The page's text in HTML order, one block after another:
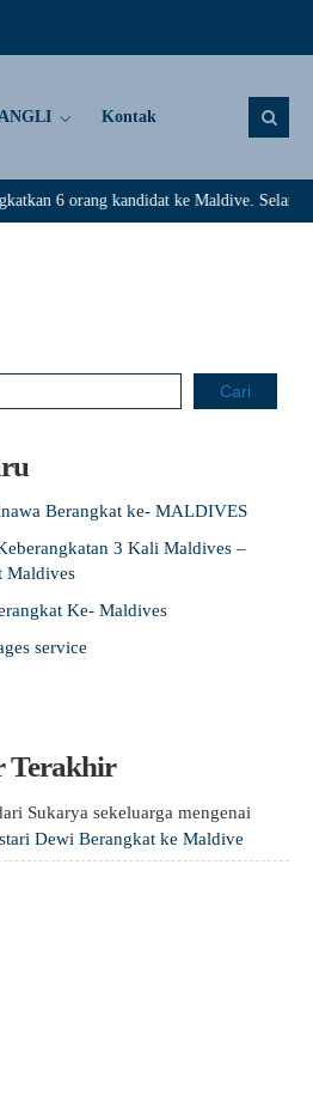
Kontak
ke Maldive. Selamat kepada :
Cari
Berangkat ke- MALDIVES
3 Kali Maldives –
Maldives
Ke- Maldives
service
Terakhir
Sukarya sekeluarga mengenai
Dewi Berangkat ke Maldive